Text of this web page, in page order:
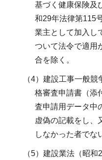
基づく健康保険及
和29年法律第115
業主として加入し
ついて法令で適用
合を除く。
（4）建設工事一般
格審査申請書（添
査申請用データ中
虚偽の記載をし、
しなかった者でな
（5）建設業法（昭